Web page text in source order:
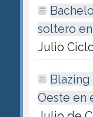
soltero
Julio
Oeste en